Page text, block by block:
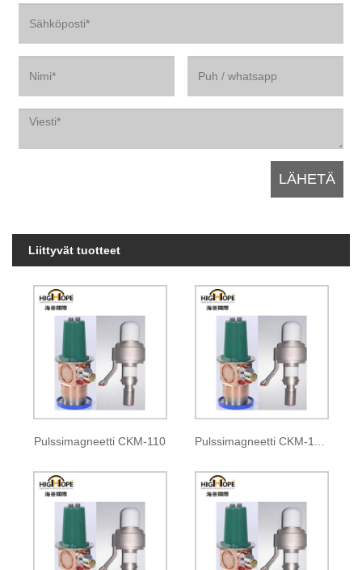
Liittyvät tuotteet
Pulssimagneetti CKM-110 Pulssimagneetti CKM-110A